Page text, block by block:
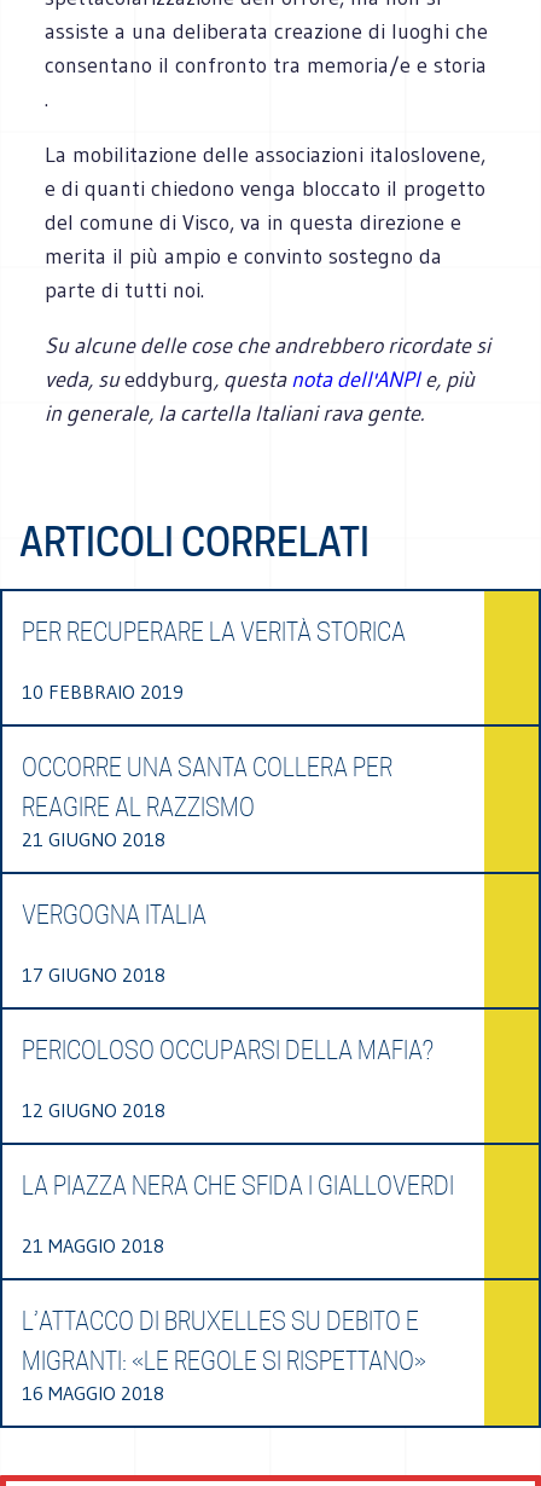
assiste a una deliberata creazione di luoghi che
consentano il confronto tra memoria/e e storia
.
La mobilitazione delle associazioni italoslovene,
e di quanti chiedono venga bloccato il progetto
del comune di Visco, va in questa direzione e
merita il più ampio e convinto sostegno da
parte di tutti noi.
Su alcune delle cose che andrebbero ricordate si
veda, sueddyburg, questanota dell'ANPIe, più
in generale, la cartella Italiani rava gente.
ARTICOLI CORRELATI
PER RECUPERARE LA VERITÀ STORICA
10 FEBBRAIO 2019
OCCORRE UNA SANTA COLLERA PER
REAGIRE AL RAZZISMO
21 GIUGNO 2018
VERGOGNA ITALIA
17 GIUGNO 2018
PERICOLOSO OCCUPARSI DELLA MAFIA?
12 GIUGNO 2018
LA PIAZZA NERA CHE SFIDA I GIALLOVERDI
21 MAGGIO 2018
L’ATTACCO DI BRUXELLES SU DEBITO E
MIGRANTI: «LE REGOLE SI RISPETTANO»
16 MAGGIO 2018